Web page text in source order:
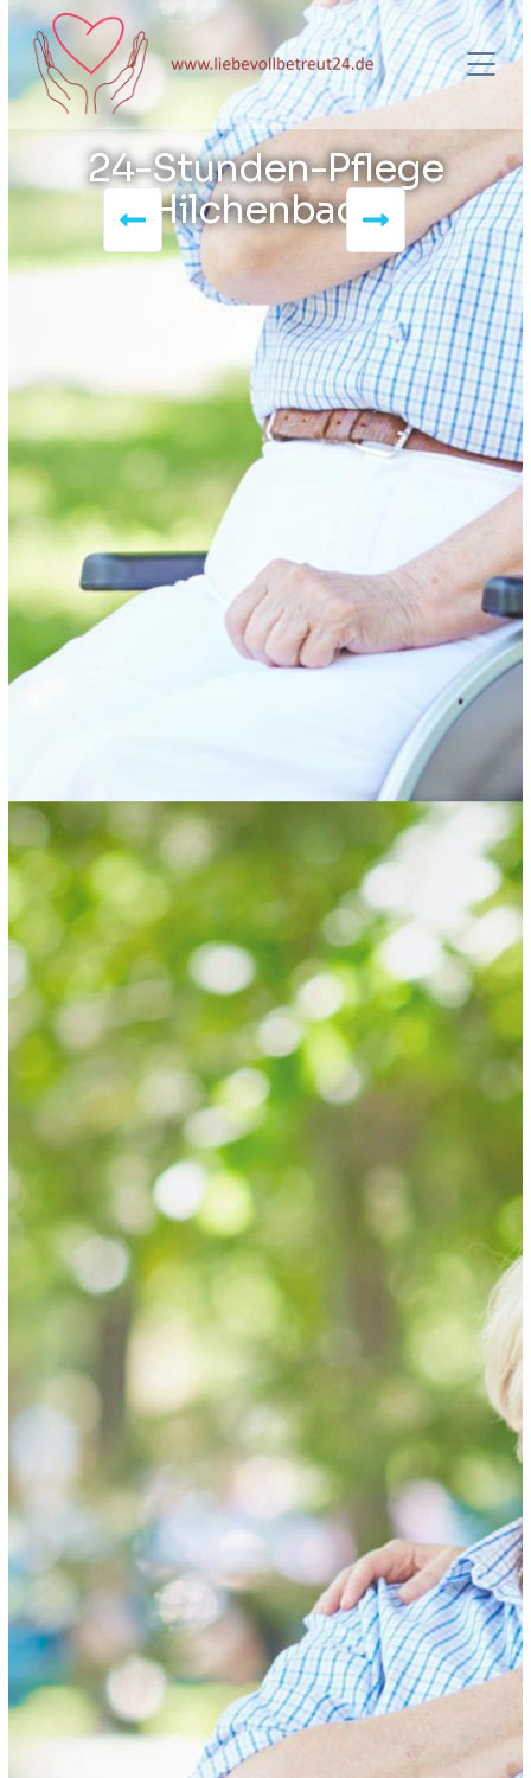
24-Stunden-Pflege
Hilchenbach